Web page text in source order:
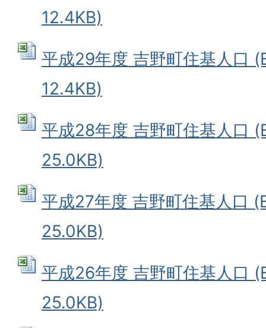
12.4KB)
平成29年度 吉野町住基人口
12.4KB)
平成28年度 吉野町住基人口
25.0KB)
平成27年度 吉野町住基人口
25.0KB)
平成26年度 吉野町住基人口
25.0KB)